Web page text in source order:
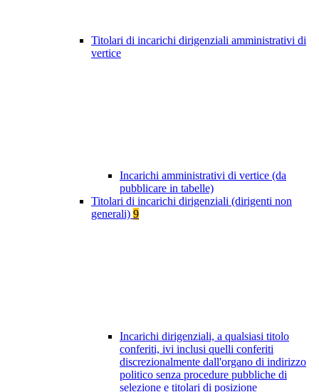
Titolari di incarichi dirigenziali amministrativi di
vertice
Incarichi amministrativi di vertice (da
pubblicare in tabelle)
Titolari di incarichi dirigenziali (dirigenti non
generali) 9
Incarichi dirigenziali, a qualsiasi titolo
conferiti, ivi inclusi quelli conferiti
discrezionalmente dall'organo di indirizzo
politico senza procedure pubbliche di
selezione e titolari di posizione